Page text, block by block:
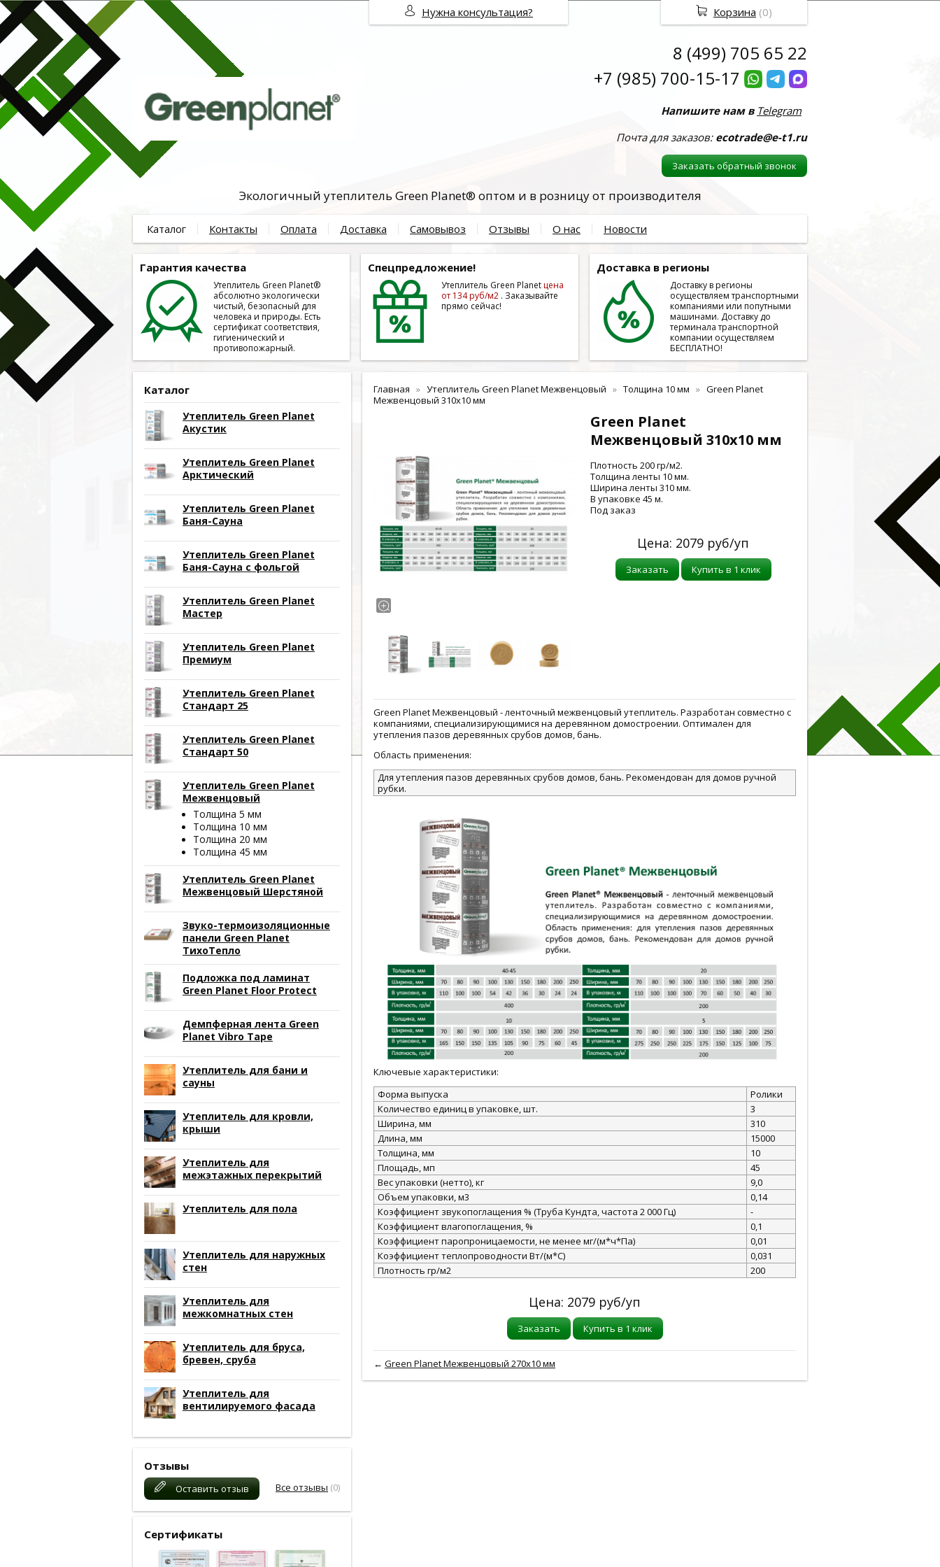
8 (499) 705 65 22
+7 (985) 700-15-17
Напишите нам в Telegram
Почта для заказов: ecotrade@e-t1.ru
Заказать обратный звонок
Экологичный утеплитель Green Planet® оптом и в розницу от производителя
Каталог Контакты Оплата Доставка Самовывоз Отзывы О нас Новости
Гарантия качества
Утеплитель Green Planet®
абсолютно экологически
чистый, безопасный для
человека и природы. Есть
сертификат соответствия,
гигиенический и
противопожарный.
Спецпредложение!
Утеплитель Green Planetцена
от 134 руб/м2 . Заказывайте
прямо сейчас!
Доставка в регионы
Доставку в регионы
осуществляем транспортными
компаниями или попутными
машинами. Доставку до
терминала транспортной
компании осуществляем
БЕСПЛАТНО!
Каталог
Утеплитель Green Planet
Акустик
Утеплитель Green Planet
Арктический
Утеплитель Green Planet
Баня-Сауна
Утеплитель Green Planet
Баня-Сауна с фольгой
Утеплитель Green Planet
Мастер
Утеплитель Green Planet
Премиум
Утеплитель Green Planet
Стандарт 25
Утеплитель Green Planet
Стандарт 50
Утеплитель Green Planet
Межвенцовый
Толщина 5 мм
Толщина 10 мм
Толщина 20 мм
Толщина 45 мм
Утеплитель Green Planet
Межвенцовый Шерстяной
Звуко-термоизоляционные
панели Green Planet
ТихоТепло
Подложка под ламинат
Green Planet Floor Protect
Демпферная лента Green
Planet Vibro Tape
Утеплитель для бани и
сауны
Утеплитель для кровли,
крыши
Утеплитель для
межэтажных перекрытий
Утеплитель для пола
Утеплитель для наружных
стен
Утеплитель для
межкомнатных стен
Утеплитель для бруса,
бревен, сруба
Утеплитель для
вентилируемого фасада
Отзывы
Оставить отзыв Все отзывы (0)
Сертификаты
Главная Утеплитель Green Planet Межвенцовый Толщина 10 мм
Green Planet
Межвенцовый 310x10 мм
Green Planet
Межвенцовый 310x10 мм
Плотность 200 гр/м2.
Толщина ленты 10 мм.
Ширина ленты 310 мм.
В упаковке 45 м.
Под заказ
Цена: 2079 руб/уп
Заказать Купить в 1 клик
Green Planet Межвенцовый - ленточный межвенцовый утеплитель. Разработан совместно с
компаниями, специализирующимися на деревянном домостроении. Оптимален для
утепления пазов деревянных срубов домов, бань.
Область применения:
Для утепления пазов деревянных срубов домов, бань. Рекомендован для домов ручной
рубки.
Ключевые характеристики:
Форма выпуска
Ролики
Количество единиц в упаковке, шт.
3
Ширина, мм
310
Длина, мм
15000
Толщина, мм
10
Площадь, мп
45
Вес упаковки (нетто), кг
9,0
Объем упаковки, м3
0,14
Коэффициент звукопоглащения % (Труба Кундта, частота 2 000 Гц)
-
Коэффициент влагопоглащения, %
0,1
Коэффициент паропроницаемости, не менее мг/(м*ч*Па)
0,01
Коэффициент теплопроводности Вт/(м*С)
0,031
Плотность гр/м2
200
Цена: 2079 руб/уп
Заказать Купить в 1 клик
← Green Planet Межвенцовый 270x10 мм
Нужна консультация? Корзина (0)